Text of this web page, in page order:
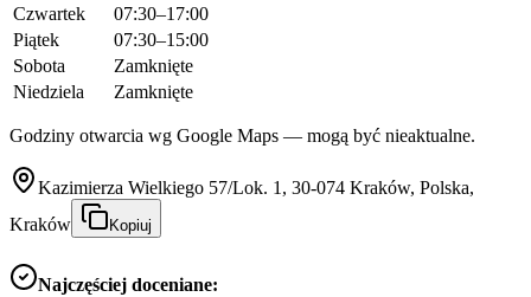
Czwartek
07:30–17:00
Piątek
07:30–15:00
Sobota
Zamknięte
Niedziela
Zamknięte
Godziny otwarcia wg Google Maps — mogą być nieaktualne.
Kazimierza Wielkiego 57/Lok. 1, 30-074 Kraków, Polska,
Kraków
Kopiuj
Najczęściej doceniane: